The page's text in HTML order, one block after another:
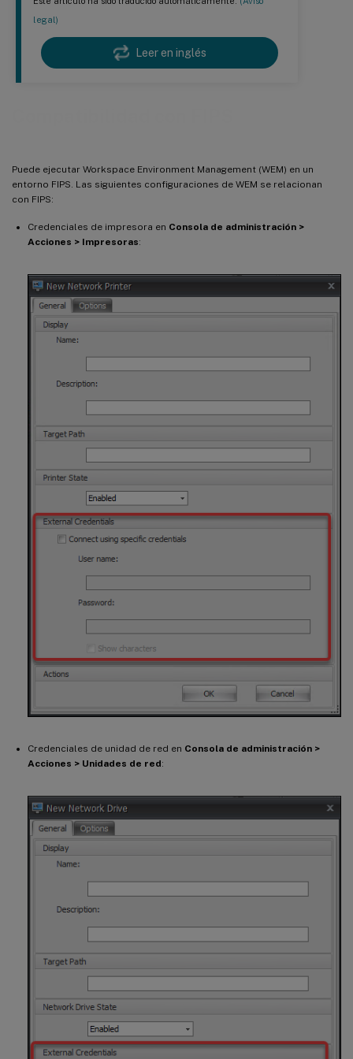
legal)
Leer en inglés
Puede ejecutar Workspace Environment Management (WEM) en un
entorno FIPS. Las siguientes configuraciones de WEM se relacionan
con FIPS:
Credenciales de impresora en Consola de administración >
Acciones > Impresoras:
Credenciales de unidad de red en Consola de administración >
Acciones > Unidades de red: